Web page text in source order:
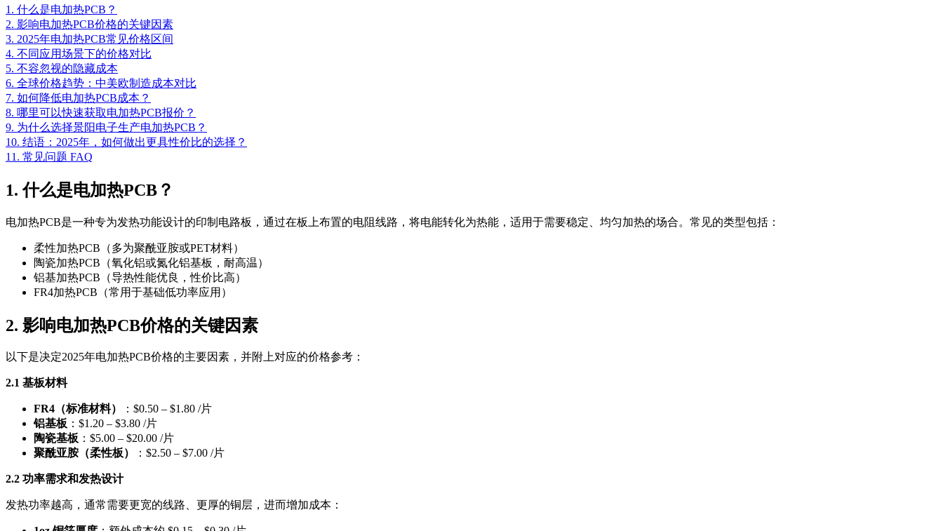
1. 什么是电加热PCB？
2. 影响电加热PCB价格的关键因素
3. 2025年电加热PCB常见价格区间
4. 不同应用场景下的价格对比
5. 不容忽视的隐藏成本
6. 全球价格趋势：中美欧制造成本对比
7. 如何降低电加热PCB成本？
8. 哪里可以快速获取电加热PCB报价？
9. 为什么选择景阳电子生产电加热PCB？
10. 结语：2025年，如何做出更具性价比的选择？
11. 常见问题 FAQ
1. 什么是电加热PCB？
电加热PCB是一种专为发热功能设计的印制电路板，通过在板上布置的电阻线路，将电能转化为热能，适用于需要稳定、均匀加热的场合。常见的类型包括：
柔性加热PCB（多为聚酰亚胺或PET材料）
陶瓷加热PCB（氧化铝或氮化铝基板，耐高温）
铝基加热PCB（导热性能优良，性价比高）
FR4加热PCB（常用于基础低功率应用）
2. 影响电加热PCB价格的关键因素
以下是决定2025年电加热PCB价格的主要因素，并附上对应的价格参考：
2.1 基板材料
FR4（标准材料）
：$0.50 – $1.80 /片
铝基板 ：$1.20 – $3.80 /片
陶瓷基板 ：$5.00 – $20.00 /片
聚酰亚胺（柔性板）
：$2.50 – $7.00 /片
2.2 功率需求和发热设计
发热功率越高，通常需要更宽的线路、更厚的铜层，进而增加成本：